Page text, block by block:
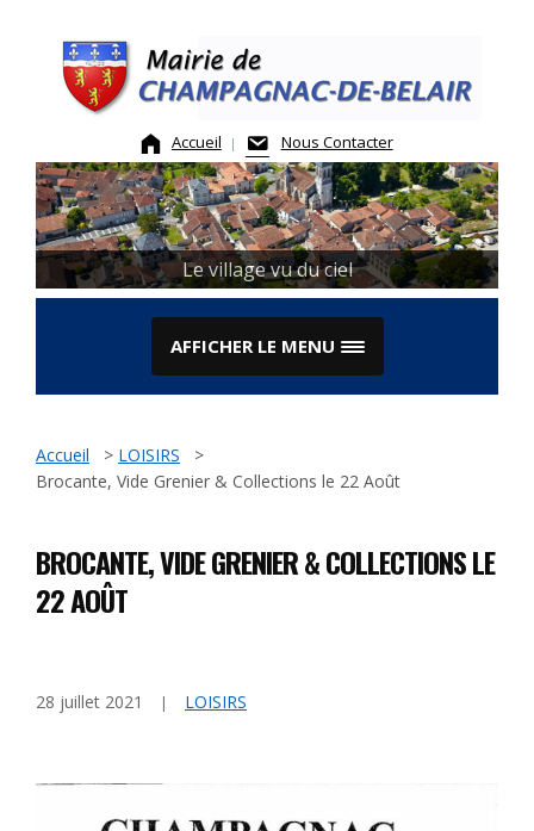
content
Accueil Nous Contacter
Le village vu du ciel
AFFICHER LE MENU
Accueil > LOISIRS
>
Brocante, Vide Grenier & Collections le 22 Août
BROCANTE, VIDE GRENIER & COLLECTIONS LE
22 AOÛT
28 juillet 2021 LOISIRS